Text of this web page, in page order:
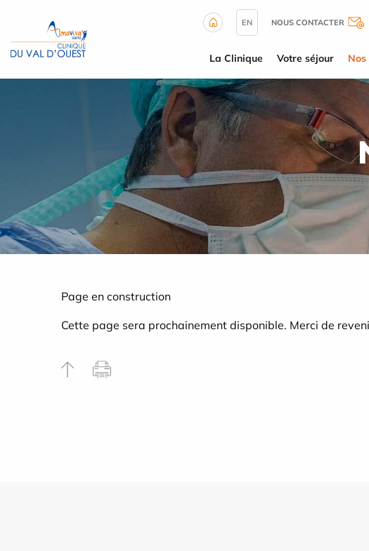
EN NOUS CONTACTER
La Clinique Votre séjour
Page en construction
Cette page sera prochainement disponible. Merci de